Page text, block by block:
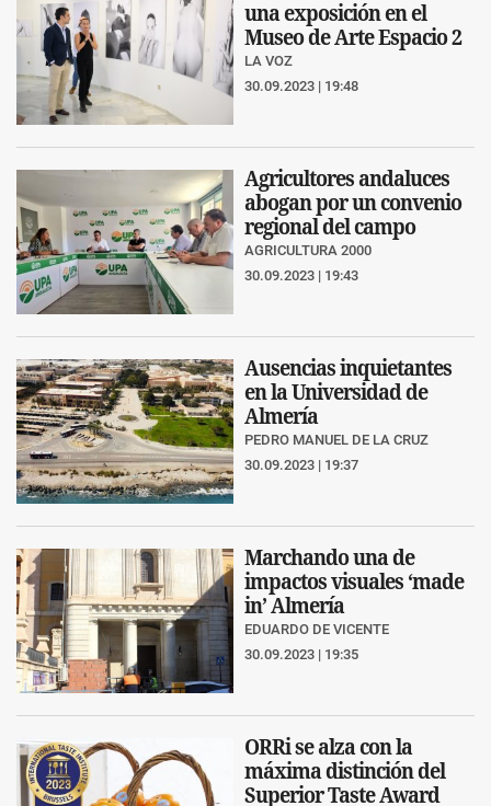
una exposición en el
Museo de Arte Espacio 2
LA VOZ
30.09.2023 | 19:48
Agricultores andaluces
abogan por un convenio
regional del campo
AGRICULTURA 2000
30.09.2023 | 19:43
Ausencias inquietantes
en la Universidad de
Almería
PEDRO MANUEL DE LA CRUZ
30.09.2023 | 19:37
Marchando una de
impactos visuales ‘made
in’ Almería
EDUARDO DE VICENTE
30.09.2023 | 19:35
ORRi se alza con la
máxima distinción del
Superior Taste Award